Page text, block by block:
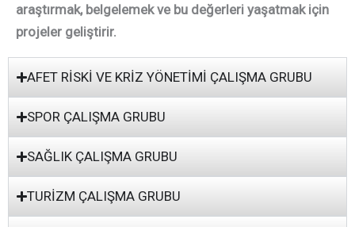
araştırmak, belgelemek ve bu değerleri yaşatmak için
projeler geliştirir.
AFET RİSKİ VE KRİZ YÖNETİMİ ÇALIŞMA GRUBU
SPOR ÇALIŞMA GRUBU
SAĞLIK ÇALIŞMA GRUBU
TURİZM ÇALIŞMA GRUBU